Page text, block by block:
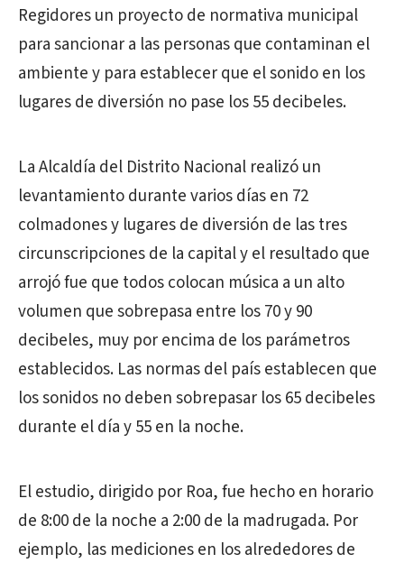
Regidores un proyecto de normativa municipal
para sancionar a las personas que contaminan el
ambiente y para establecer que el sonido en los
lugares de diversión no pase los 55 decibeles.
La Alcaldía del Distrito Nacional realizó un
levantamiento durante varios días en 72
colmadones y lugares de diversión de las tres
circunscripciones de la capital y el resultado que
arrojó fue que todos colocan música a un alto
volumen que sobrepasa entre los 70 y 90
decibeles, muy por encima de los parámetros
establecidos. Las normas del país establecen que
los sonidos no deben sobrepasar los 65 decibeles
durante el día y 55 en la noche.
El estudio, dirigido por Roa, fue hecho en horario
de 8:00 de la noche a 2:00 de la madrugada. Por
ejemplo, las mediciones en los alrededores de